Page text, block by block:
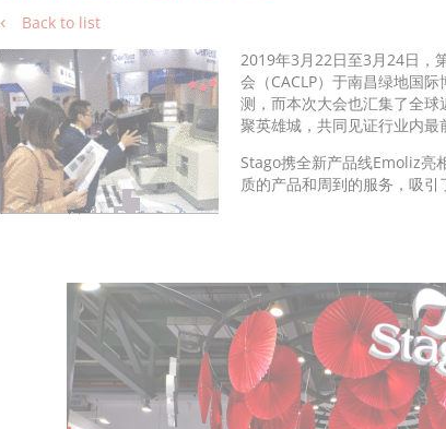
Back to list
2019年3月22日至3月24日，
会（CACLP）于南昌绿地国
测，而本次大会也汇集了全
聚英雄城，共同见证行业内最
Stago携全新产品线Emoliz亮
质的产品和周到的服务，吸引